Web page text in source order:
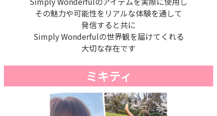
その魅力や可能性をリアルな体験を通して
発信すると共に
Simply Wonderfulの世界観を届けてくれる
大切な存在です
ミキティ